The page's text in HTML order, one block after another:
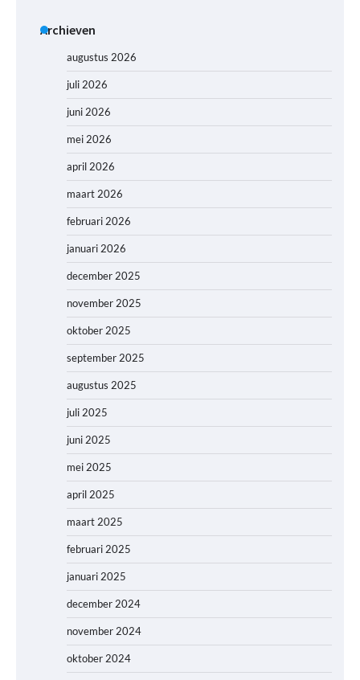
Archieven
augustus 2026
juli 2026
juni 2026
mei 2026
april 2026
maart 2026
februari 2026
januari 2026
december 2025
november 2025
oktober 2025
september 2025
augustus 2025
juli 2025
juni 2025
mei 2025
april 2025
maart 2025
februari 2025
januari 2025
december 2024
november 2024
oktober 2024